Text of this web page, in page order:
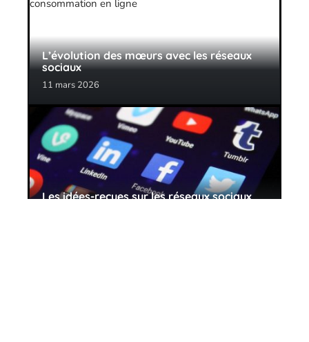
L’évolution des mœurs avec les réseaux
sociaux
11 mars 2026
Les idées-reçues sur les réseaux sociaux